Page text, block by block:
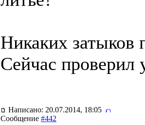
Никаких затыков
Сейчас проверил
Написано: 20.07.2014, 18:05
Сообщение #442